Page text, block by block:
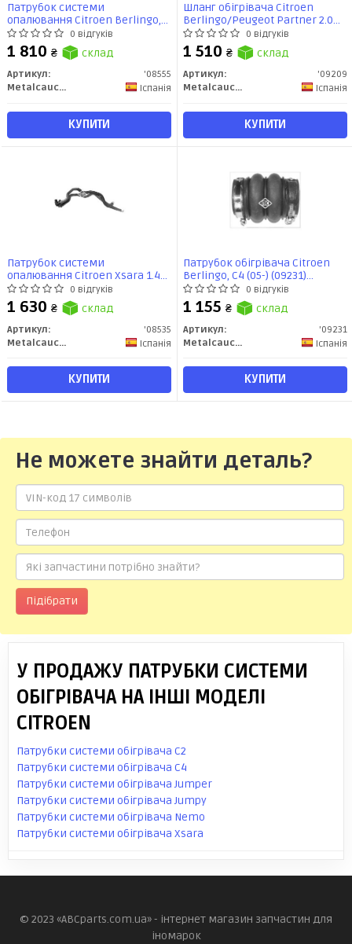
Патрубок системи
опалювання Citroen Berlingo,
Xsara/Peugeot Partner 1.9D
(02-) (08555) Metalcaucho
0 відгуків
1 810 ₴ склад
Артикул:
'08555
Metalcaucho
Іспанія
КУПИТИ
Шланг обігрівача Citroen
Berlingo/Peugeot Partner 2.0
(00-) (09209) Metalcaucho
0 відгуків
1 510 ₴ склад
Артикул:
'09209
Metalcaucho
Іспанія
КУПИТИ
Патрубок системи
опалювання Citroen Xsara 1.4
(08535) Metalcaucho
0 відгуків
1 630 ₴ склад
Артикул:
'08535
Metalcaucho
Іспанія
КУПИТИ
Патрубок обігрівача Citroen
Berlingo, C4 (05-) (09231)
Metalcaucho0 відгуків
1 155 ₴ склад
Артикул:
'09231
Metalcaucho
Іспанія
КУПИТИ
Не можете знайти деталь?
Підібрати
У ПРОДАЖУ ПАТРУБКИ СИСТЕМИ
ОБІГРІВАЧА НА ІНШІ МОДЕЛІ
CITROEN
Патрубки системи обігрівача C2
Патрубки системи обігрівача C4
Патрубки системи обігрівача Jumper
Патрубки системи обігрівача Jumpy
Патрубки системи обігрівача Nemo
Патрубки системи обігрівача Xsara
© 2023 «ABCparts.com.ua» - інтернет магазин запчастин для
іномарок